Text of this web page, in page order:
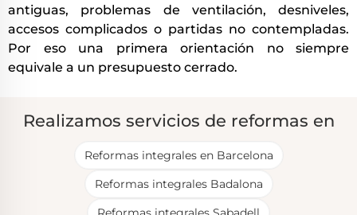
antiguas, problemas de ventilación, desniveles,
accesos complicados o partidas no contempladas.
Por eso una primera orientación no siempre
equivale a un presupuesto cerrado.
Realizamos servicios de reformas en
Reformas integrales en Barcelona
Reformas integrales Badalona